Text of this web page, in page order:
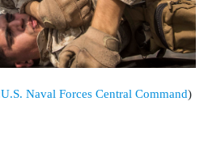
U.S. Naval Forces Central Command)